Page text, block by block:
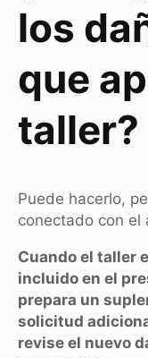
los
que
taller?
Puede hacerlo,
conectado con el
Cuando el taller
incluido en el
prepara un
solicitud
revise el nuevo